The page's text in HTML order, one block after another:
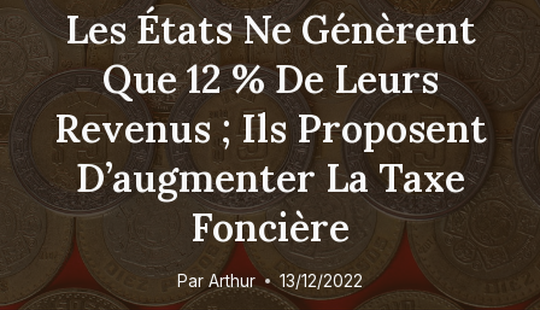
Les États Ne Génèrent
Que 12 % De Leurs
Revenus ; Ils Proposent
D’augmenter La Taxe
Foncière
Par Arthur 13/12/2022